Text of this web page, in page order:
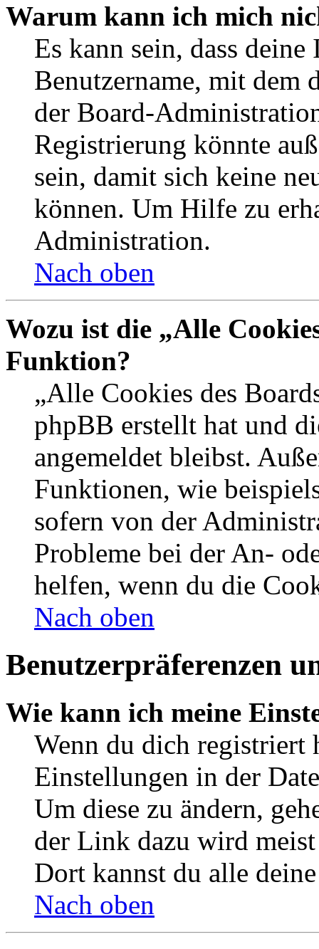
Warum kann ich mich
Es kann sein, dass
Benutzername, mit dem
der Board-
Registrierung könnte
sein, damit sich keine
können. Um Hilfe zu
Administration.
Nach oben
Wozu ist die „Alle
Funktion?
„Alle Cookies des
phpBB erstellt hat und
angemeldet bleibst.
Funktionen, wie
sofern von der
Probleme bei der An-
helfen, wenn du die
Nach oben
Benutzerpräferenzen
Wie kann ich meine
Wenn du dich registriert
Einstellungen in der
Um diese zu ändern,
der Link dazu wird
Dort kannst du alle
Nach oben